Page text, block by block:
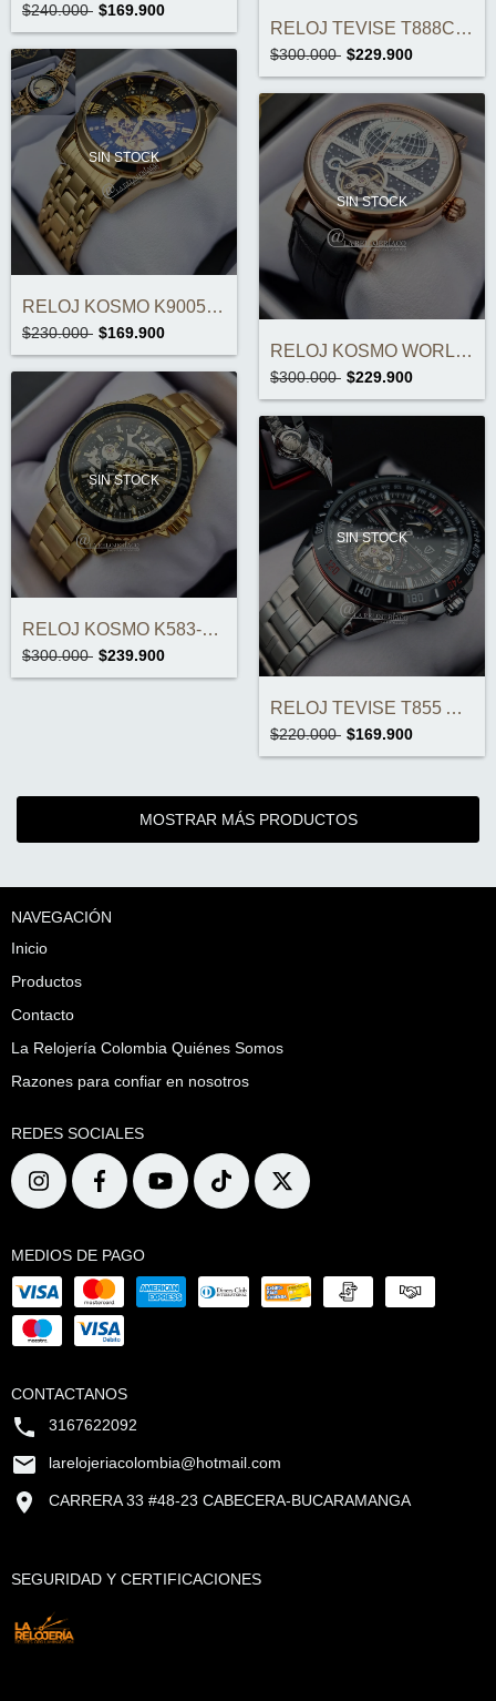
$240.000 $169.900
RELOJ TEVISE T888C AUTOMÁTICO ORIGINAL
$300.000 $229.900
SIN STOCK
RELOJ KOSMO K9005A AUTOMÁTICO ORIGINAL
$230.000 $169.900
SIN STOCK
RELOJ KOSMO WORLD LUMINOX K867K AUTOMÁTI...
$300.000 $229.900
SIN STOCK
RELOJ KOSMO K583-6 AUTOMÁTICO ORIGINAL
$300.000 $239.900
SIN STOCK
RELOJ TEVISE T855 AUTOMÁTICO ORIGINAL
$220.000 $169.900
MOSTRAR MÁS PRODUCTOS
NAVEGACIÓN
Inicio
Productos
Contacto
La Relojería Colombia Quiénes Somos
Razones para confiar en nosotros
REDES SOCIALES
MEDIOS DE PAGO
CONTACTANOS
3167622092
larelojeriacolombia@hotmail.com
CARRERA 33 #48-23 CABECERA-BUCARAMANGA
SEGURIDAD Y CERTIFICACIONES